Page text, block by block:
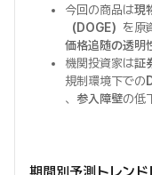
今回の商品は現
（DOGE） を原
価格追随の透明
機関投資家は証
規制環境下での
、 参入障壁の低